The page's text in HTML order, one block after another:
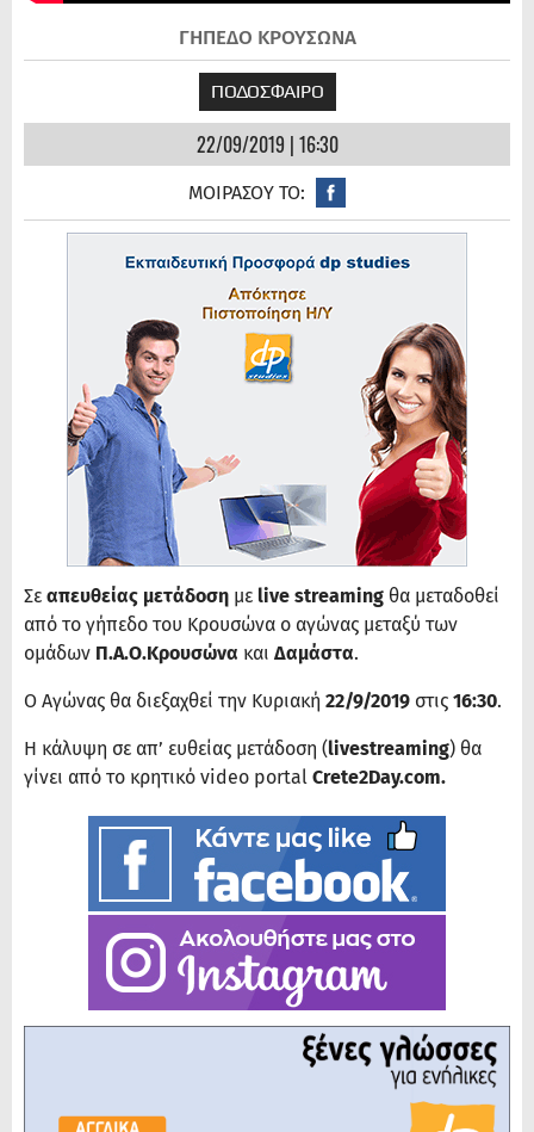
ΓΗΠΕΔΟ ΚΡΟΥΣΩΝΑ
ΠΟΔΟΣΦΑΙΡΟ
22/09/2019 | 16:30
ΜΟΙΡΑΣΟΥ ΤΟ:
Σε απευθείας μετάδοση με live streaming θα μεταδοθεί
από το γήπεδο του Κρουσώνα ο αγώνας μεταξύ των
ομάδων Π.Α.Ο.Κρουσώνα και Δαμάστα.
Ο Αγώνας θα διεξαχθεί την Κυριακή 22/9/2019 στις 16:30.
Η κάλυψη σε απ’ ευθείας μετάδοση (livestreaming) θα
γίνει από το κρητικό video portal Crete2Day.com.